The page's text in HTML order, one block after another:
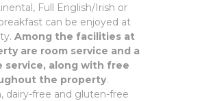
Full English/Irish or
can be enjoyed at
Among the facilities at
are room service and a
service, along with free
the property.
dairy-free and gluten-free